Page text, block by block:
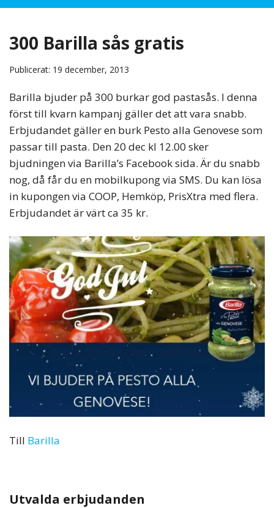
300 Barilla sås gratis
Publicerat: 19 december, 2013
Barilla bjuder på 300 burkar god pastasås. I denna
först till kvarn kampanj gäller det att vara snabb.
Erbjudandet gäller en burk Pesto alla Genovese som
passar till pasta. Den 20 dec kl 12.00 sker
bjudningen via Barilla’s Facebook sida. Är du snabb
nog, då får du en mobilkupong via SMS. Du kan lösa
in kupongen via COOP, Hemköp, PrisXtra med flera.
Erbjudandet är värt ca 35 kr.
Till Barilla
Utvalda erbjudanden